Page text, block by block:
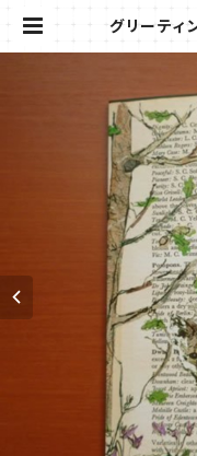
グリーティ